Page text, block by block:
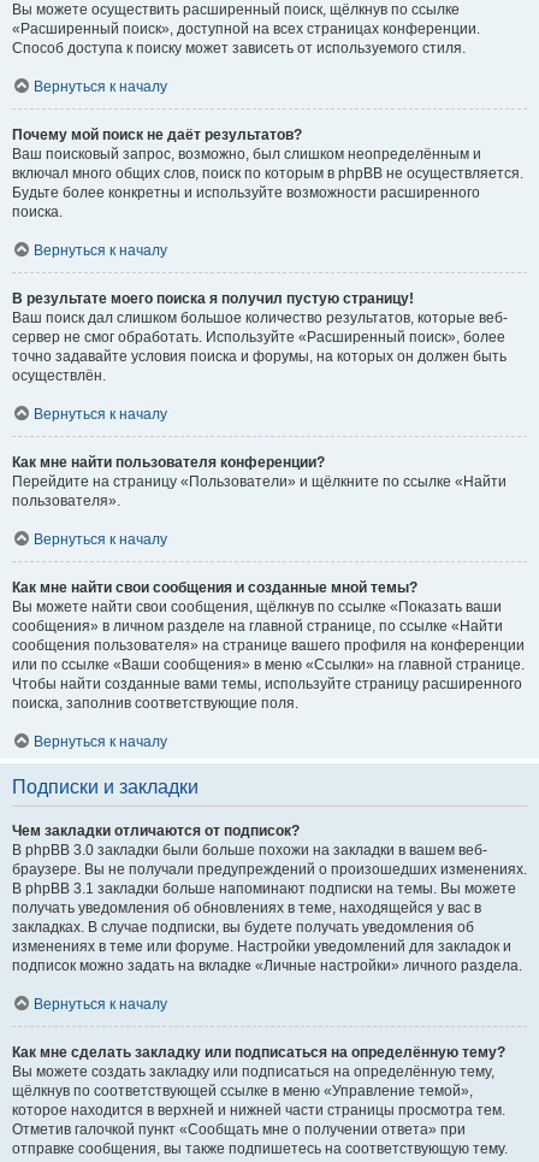
Вы можете осуществить расширенный поиск, щёлкнув по ссылке
«Расширенный поиск», доступной на всех страницах конференции.
Способ доступа к поиску может зависеть от используемого стиля.
Вернуться к началу
Почему мой поиск не даёт результатов?
Ваш поисковый запрос, возможно, был слишком неопределённым и
включал много общих слов, поиск по которым в phpBB не осуществляется.
Будьте более конкретны и используйте возможности расширенного
поиска.
Вернуться к началу
В результате моего поиска я получил пустую страницу!
Ваш поиск дал слишком большое количество результатов, которые веб-
сервер не смог обработать. Используйте «Расширенный поиск», более
точно задавайте условия поиска и форумы, на которых он должен быть
осуществлён.
Вернуться к началу
Как мне найти пользователя конференции?
Перейдите на страницу «Пользователи» и щёлкните по ссылке «Найти
пользователя».
Вернуться к началу
Как мне найти свои сообщения и созданные мной темы?
Вы можете найти свои сообщения, щёлкнув по ссылке «Показать ваши
сообщения» в личном разделе на главной странице, по ссылке «Найти
сообщения пользователя» на странице вашего профиля на конференции
или по ссылке «Ваши сообщения» в меню «Ссылки» на главной странице.
Чтобы найти созданные вами темы, используйте страницу расширенного
поиска, заполнив соответствующие поля.
Вернуться к началу
Подписки и закладки
Чем закладки отличаются от подписок?
В phpBB 3.0 закладки были больше похожи на закладки в вашем веб-
браузере. Вы не получали предупреждений о произошедших изменениях.
В phpBB 3.1 закладки больше напоминают подписки на темы. Вы можете
получать уведомления об обновлениях в теме, находящейся у вас в
закладках. В случае подписки, вы будете получать уведомления об
изменениях в теме или форуме. Настройки уведомлений для закладок и
подписок можно задать на вкладке «Личные настройки» личного раздела.
Вернуться к началу
Как мне сделать закладку или подписаться на определённую тему?
Вы можете создать закладку или подписаться на определённую тему,
щёлкнув по соответствующей ссылке в меню «Управление темой»,
которое находится в верхней и нижней части страницы просмотра тем.
Отметив галочкой пункт «Сообщать мне о получении ответа» при
отправке сообщения, вы также подпишетесь на соответствующую тему.